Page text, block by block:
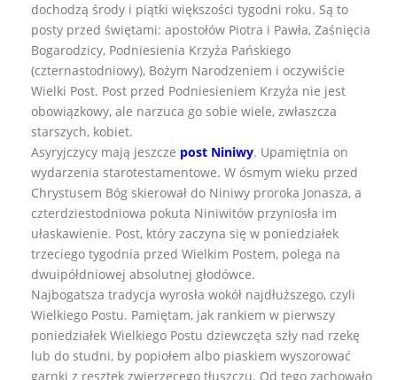
dochodzą środy i piątki większości tygodni roku. Są to
posty przed świętami: apostołów Piotra i Pawła, Zaśnięcia
Bogarodzicy, Podniesienia Krzyża Pańskiego
(czternastodniowy), Bożym Narodzeniem i oczywiście
Wielki Post. Post przed Podniesieniem Krzyża nie jest
obowiązkowy, ale narzuca go sobie wiele, zwłaszcza
starszych, kobiet.
Asyryjczycy mają jeszcze post Niniwy. Upamiętnia on
wydarzenia starotestamentowe. W ósmym wieku przed
Chrystusem Bóg skierował do Niniwy proroka Jonasza, a
czterdziestodniowa pokuta Niniwitów przyniosła im
ułaskawienie. Post, który zaczyna się w poniedziałek
trzeciego tygodnia przed Wielkim Postem, polega na
dwuipółdniowej absolutnej głodówce.
Najbogatsza tradycja wyrosła wokół najdłuższego, czyli
Wielkiego Postu. Pamiętam, jak rankiem w pierwszy
poniedziałek Wielkiego Postu dziewczęta szły nad rzekę
lub do studni, by popiołem albo piaskiem wyszorować
garnki z resztek zwierzęcego tłuszczu. Od tego zachowało